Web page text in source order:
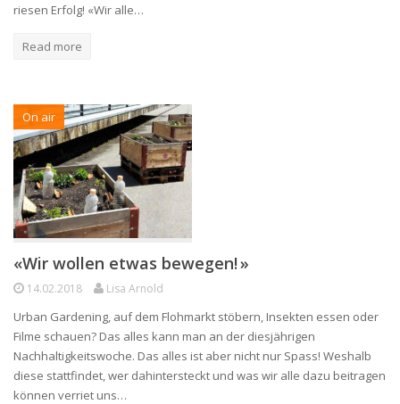
riesen Erfolg! «Wir alle…
Read more
On air
«Wir wollen etwas bewegen! »
14.02.2018 Lisa Arnold
Urban Gardening, auf dem Flohmarkt stöbern, Insekten essen oder
Filme schauen? Das alles kann man an der diesjährigen
Nachhaltigkeitswoche. Das alles ist aber nicht nur Spass! Weshalb
diese stattfindet, wer dahintersteckt und was wir alle dazu beitragen
können verriet uns…